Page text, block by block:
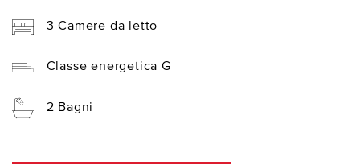
3 Camere da letto
Classe energetica G
2 Bagni